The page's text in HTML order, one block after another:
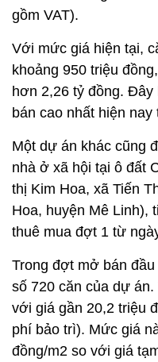
gồm VAT).
Với mức giá hiện tại,
khoảng 950 triệu
hơn 2,26 tỷ đồng. Đây
bán cao nhất hiện nay
Một dự án khác cũng
nhà ở xã hội tại ô đất
thị Kim Hoa, xã Tiến
Hoa, huyện Mê Linh),
thuê mua đợt 1 từ
Trong đợt mở bán
số 720 căn của dự
với giá gần 20,2 triệu
phí bảo trì). Mức giá
đồng/m2 so với giá